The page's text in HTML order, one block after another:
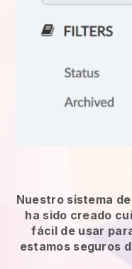
Nuestro sistema
ha sido creado
fácil de usar
estamos seguros